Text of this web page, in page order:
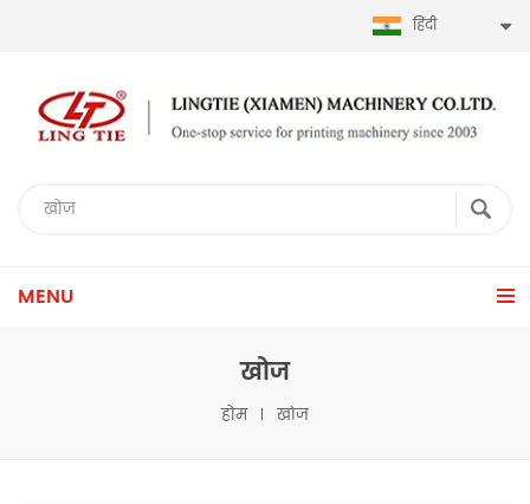
हिंदी
MENU
खोज
होम खोज